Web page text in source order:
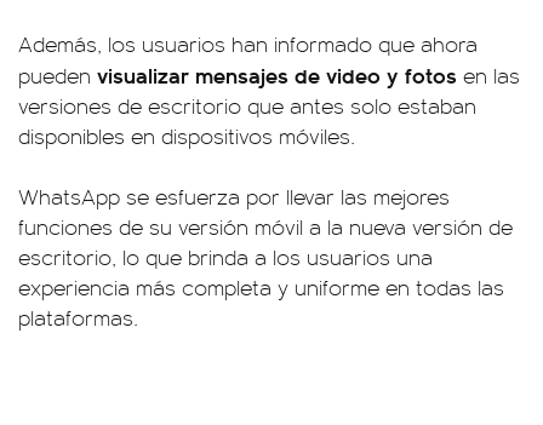
Además, los usuarios han informado que ahora
pueden visualizar mensajes de video y fotos en las
versiones de escritorio que antes solo estaban
disponibles en dispositivos móviles.
WhatsApp se esfuerza por llevar las mejores
funciones de su versión móvil a la nueva versión de
escritorio, lo que brinda a los usuarios una
experiencia más completa y uniforme en todas las
plataformas.